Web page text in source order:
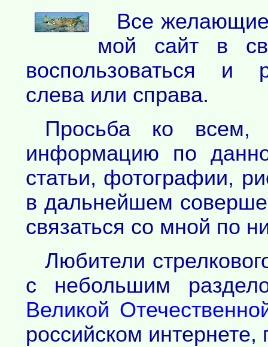
Все
мой сайт в
воспользоваться и
слева или справа.
Просьба ко всем,
информацию по
статьи, фотографии,
в дальнейшем
связаться со мной по
Любители
с небольшим
Великой
российском